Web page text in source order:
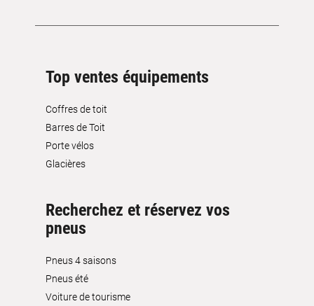
Top ventes équipements
Coffres de toit
Barres de Toit
Porte vélos
Glacières
Recherchez et réservez vos
pneus
Pneus 4 saisons
Pneus été
Voiture de tourisme